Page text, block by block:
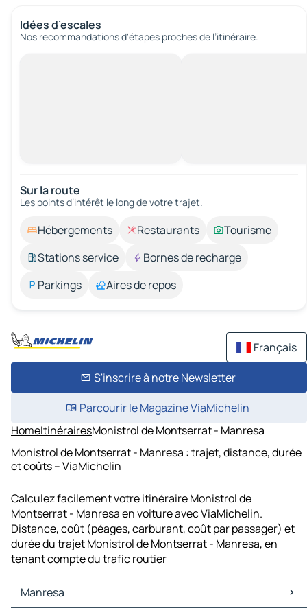
Idées d’escales
Nos recommandations d'étapes proches de l’itinéraire.
Sur la route
Les points d’intérêt le long de votre trajet.
Hébergements Restaurants
Tourisme
Stations service
Bornes de recharge
Parkings
Aires de repos
Français
S'inscrire à notre Newsletter
Parcourir le Magazine ViaMichelin
HomeItinérairesMonistrol de Montserrat - Manresa
Monistrol de Montserrat - Manresa : trajet, distance, durée
et coûts – ViaMichelin
Calculez facilement votre itinéraire Monistrol de
Montserrat - Manresa en voiture avec ViaMichelin.
Distance, coût (péages, carburant, coût par passager) et
durée du trajet Monistrol de Montserrat - Manresa, en
tenant compte du trafic routier
Manresa